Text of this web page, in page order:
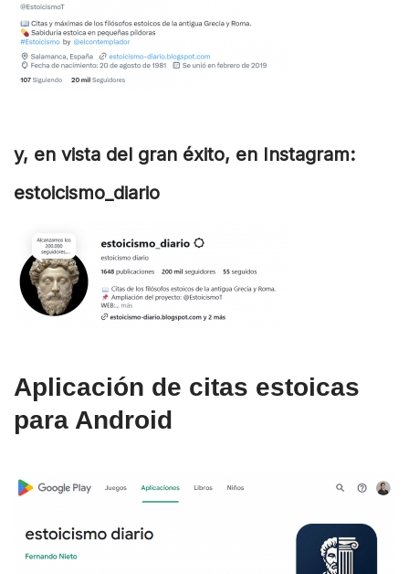
y, en vista del gran éxito, en Instagram:
estoicismo_diario
Aplicación de citas estoicas
para Android